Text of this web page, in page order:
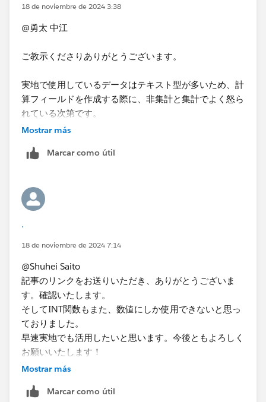
18 de noviembre de 2024 3:38
@勇太 中江​
ご教示くださりありがとうございます。
実地で使用しているデータはテキスト型が多いため、計
算フィールドを作成する際に、非集計と集計でよく怒ら
れている次第です。
今回「集計として扱えるデータ」にする方法を学べたの
Mostrar más
Marcar como útil
.
18 de noviembre de 2024 7:14
@Shuhei Saito
記事のリンクをお送りいただき、ありがとうございま
す。確認いたします。
そしてINT関数もまた、数値にしか使用できないと思っ
ておりました。
早速実地でも活用したいと思います。今後ともよろしく
お願いいたします！
Mostrar más
Marcar como útil